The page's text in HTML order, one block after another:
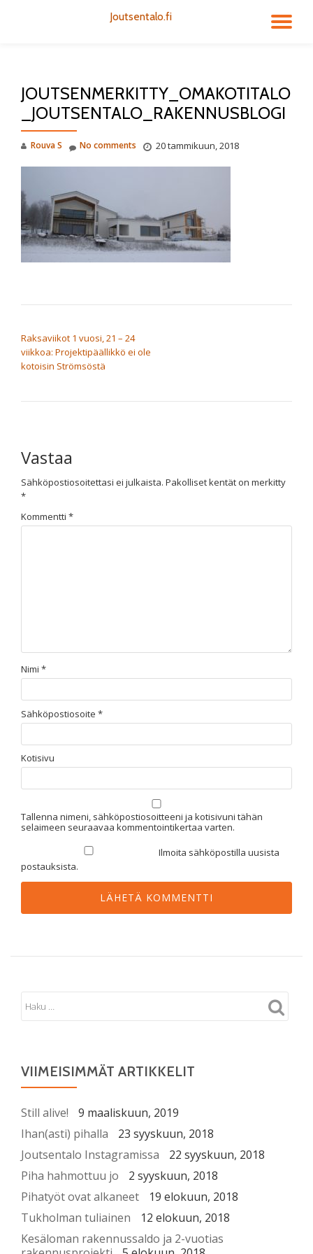
Joutsentalo.fi
JOUTSENMERKITTY_OMAKOTITALO
_JOUTSENTALO_RAKENNUSBLOGI
Rouva S 20 tammikuun, 2018
No comments
Raksaviikot 1 vuosi, 21 – 24
viikkoa: Projektipäällikkö ei ole
kotoisin Strömsöstä
Vastaa
Sähköpostiosoitettasi ei julkaista. Pakolliset kentät on merkitty
*
Kommentti *
Nimi *
Sähköpostiosoite *
Kotisivu
Tallenna nimeni, sähköpostiosoitteeni ja kotisivuni tähän
selaimeen seuraavaa kommentointikertaa varten.
Ilmoita sähköpostilla uusista
postauksista.
VIIMEISIMMÄT ARTIKKELIT
Still alive!
9 maaliskuun, 2019
Ihan(asti) pihalla
23 syyskuun, 2018
Joutsentalo Instagramissa
22 syyskuun, 2018
Piha hahmottuu jo
2 syyskuun, 2018
Pihatyöt ovat alkaneet
19 elokuun, 2018
Tukholman tuliainen
12 elokuun, 2018
Kesäloman rakennussaldo ja 2-vuotias